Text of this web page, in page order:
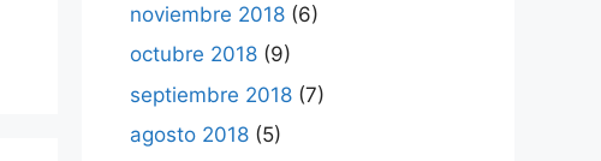
noviembre 2018 (6)
octubre 2018 (9)
septiembre 2018 (7)
agosto 2018 (5)